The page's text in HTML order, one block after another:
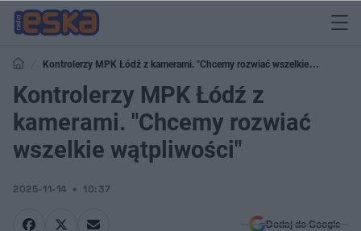
Kontrolerzy MPK Łódź z kamerami. "Chcemy rozwiać wszelkie
wątpliwości"
Kontrolerzy MPK Łódź z
kamerami. "Chcemy rozwiać
wszelkie wątpliwości"
2025-11-14 10:37
Dodaj do Google